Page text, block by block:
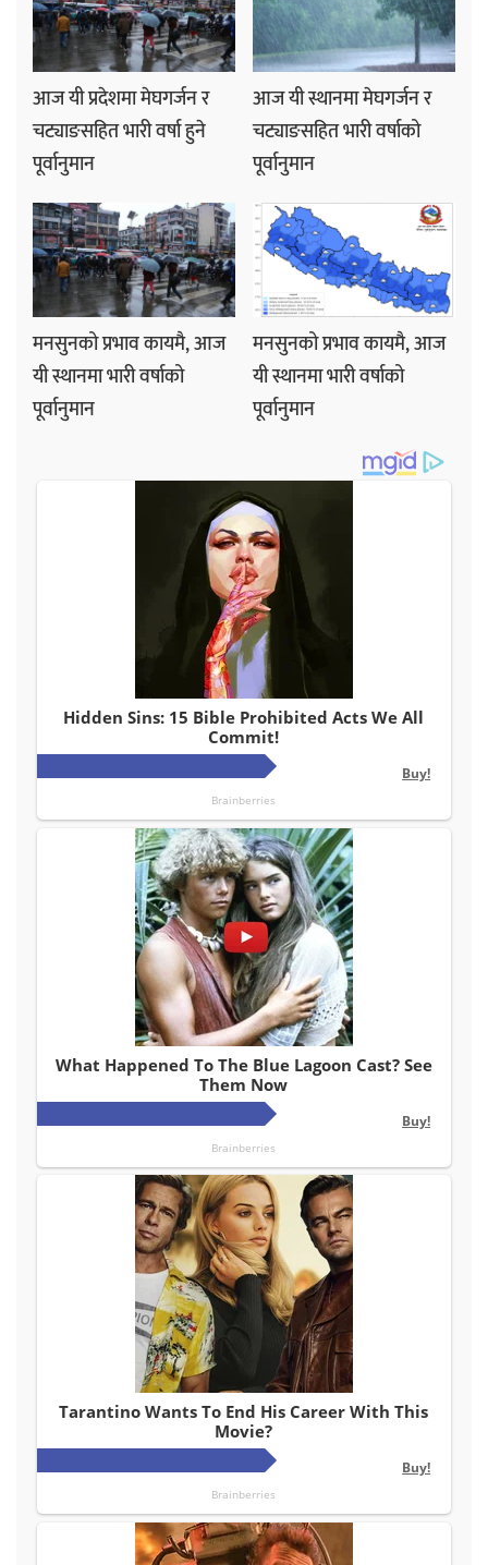
आज यी प्रदेशमा मेघगर्जन र
चट्याङसहित भारी वर्षा हुने
पूर्वानुमान
आज यी स्थानमा मेघगर्जन र
चट्याङसहित भारी वर्षाको
पूर्वानुमान
मनसुनको प्रभाव कायमै, आज
यी स्थानमा भारी वर्षाको
पूर्वानुमान
मनसुनको प्रभाव कायमै, आज
यी स्थानमा भारी वर्षाको
पूर्वानुमान